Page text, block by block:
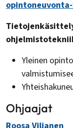
Yleinen
Ohjaajat